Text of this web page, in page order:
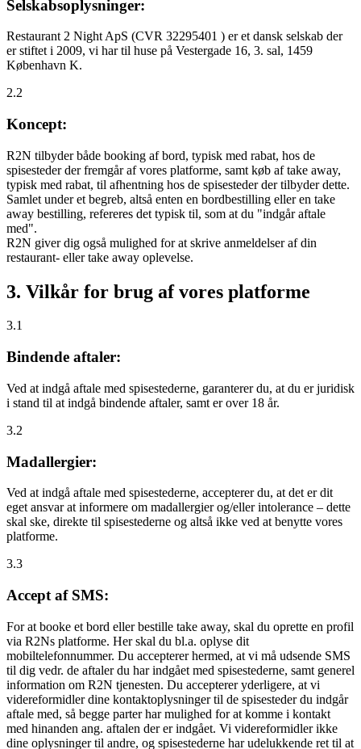
Selskabsoplysninger:
Restaurant 2 Night ApS (CVR 32295401 ) er et dansk selskab der
er stiftet i 2009, vi har til huse på Vestergade 16, 3. sal, 1459
København K.
2.2
Koncept:
R2N tilbyder både booking af bord, typisk med rabat, hos de
spisesteder der fremgår af vores platforme, samt køb af take away,
typisk med rabat, til afhentning hos de spisesteder der tilbyder dette.
Samlet under et begreb, altså enten en bordbestilling eller en take
away bestilling, refereres det typisk til, som at du "indgår aftale
med".
R2N giver dig også mulighed for at skrive anmeldelser af din
restaurant- eller take away oplevelse.
3. Vilkår for brug af vores platforme
3.1
Bindende aftaler:
Ved at indgå aftale med spisestederne, garanterer du, at du er juridisk
i stand til at indgå bindende aftaler, samt er over 18 år.
3.2
Madallergier:
Ved at indgå aftale med spisestederne, accepterer du, at det er dit
eget ansvar at informere om madallergier og/eller intolerance – dette
skal ske, direkte til spisestederne og altså ikke ved at benytte vores
platforme.
3.3
Accept af SMS:
For at booke et bord eller bestille take away, skal du oprette en profil
via R2Ns platforme. Her skal du bl.a. oplyse dit
mobiltelefonnummer. Du accepterer hermed, at vi må udsende SMS
til dig vedr. de aftaler du har indgået med spisestederne, samt generel
information om R2N tjenesten. Du accepterer yderligere, at vi
videreformidler dine kontaktoplysninger til de spisesteder du indgår
aftale med, så begge parter har mulighed for at komme i kontakt
med hinanden ang. aftalen der er indgået. Vi videreformidler ikke
dine oplysninger til andre, og spisestederne har udelukkende ret til at